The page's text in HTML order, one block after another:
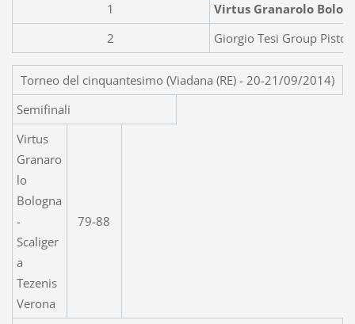
1
Virtus Granarolo
2
Giorgio Tesi Group
Torneo del cinquantesimo (Viadana (RE) - 20-21/09/2014)
Semifinali
Virtus
Granaro
lo
Bologna
-
Scaliger
a
Tezenis
Verona
79-88